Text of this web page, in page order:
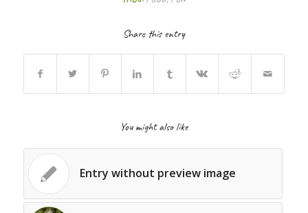
Share this entry
You might also like
Entry without preview image